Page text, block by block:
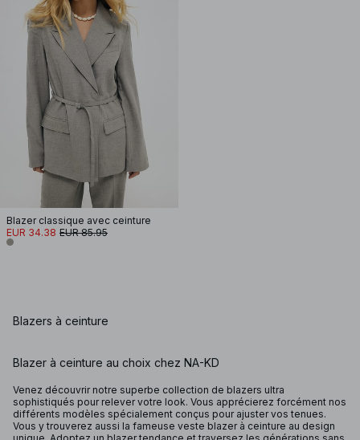
Blazer classique avec ceinture
EUR 34.38 EUR 85.95
Blazers à ceinture
Blazer à ceinture au choix chez NA-KD
Venez découvrir notre superbe collection de blazers ultra
sophistiqués pour relever votre look. Vous apprécierez forcément nos
différents modèles spécialement conçus pour ajuster vos tenues.
Vous y trouverez aussi la fameuse veste blazer à ceinture au design